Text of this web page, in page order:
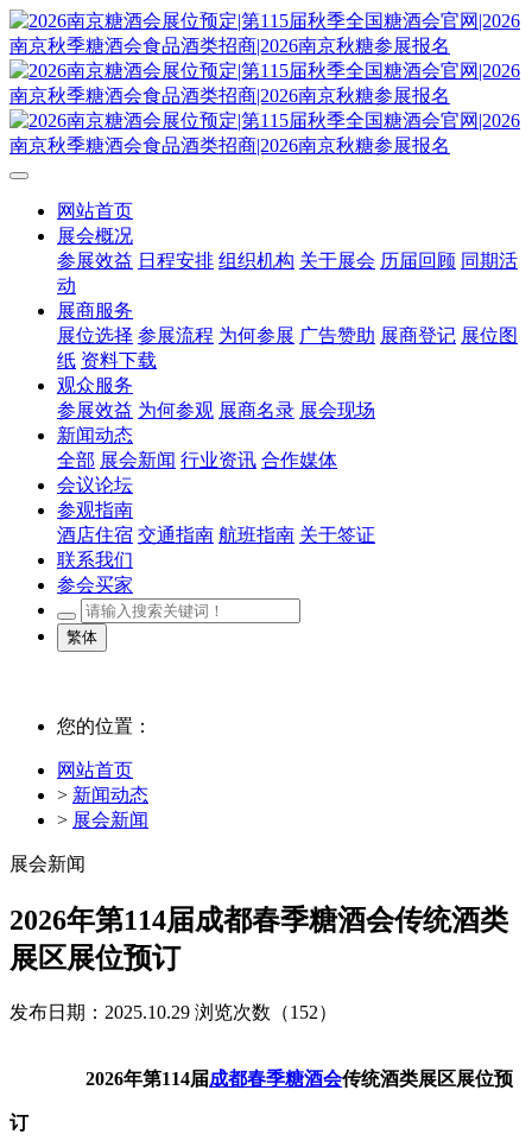
网站首页
展会概况
参展效益 日程安排 组织机构 关于展会 历届回顾 同期活
动
展商服务
展位选择 参展流程 为何参展 广告赞助 展商登记 展位图
纸 资料下载
观众服务
参展效益 为何参观 展商名录 展会现场
新闻动态
全部 展会新闻 行业资讯 合作媒体
会议论坛
参观指南
酒店住宿 交通指南 航班指南 关于签证
联系我们
参会买家
繁体
您的位置：
网站首页
> 新闻动态
> 展会新闻
展会新闻
2026年第114届成都春季糖酒会传统酒类
展区展位预订
发布日期：2025.10.29 浏览次数（152）
2026年第114届成都春季糖酒会传统酒类展区展位预
订